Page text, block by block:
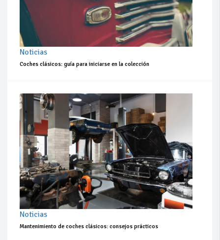
Noticias
Coches clásicos: guía para iniciarse en la colección
Noticias
Mantenimiento de coches clásicos: consejos prácticos